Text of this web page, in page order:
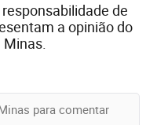
de
a opinião do
Minas.